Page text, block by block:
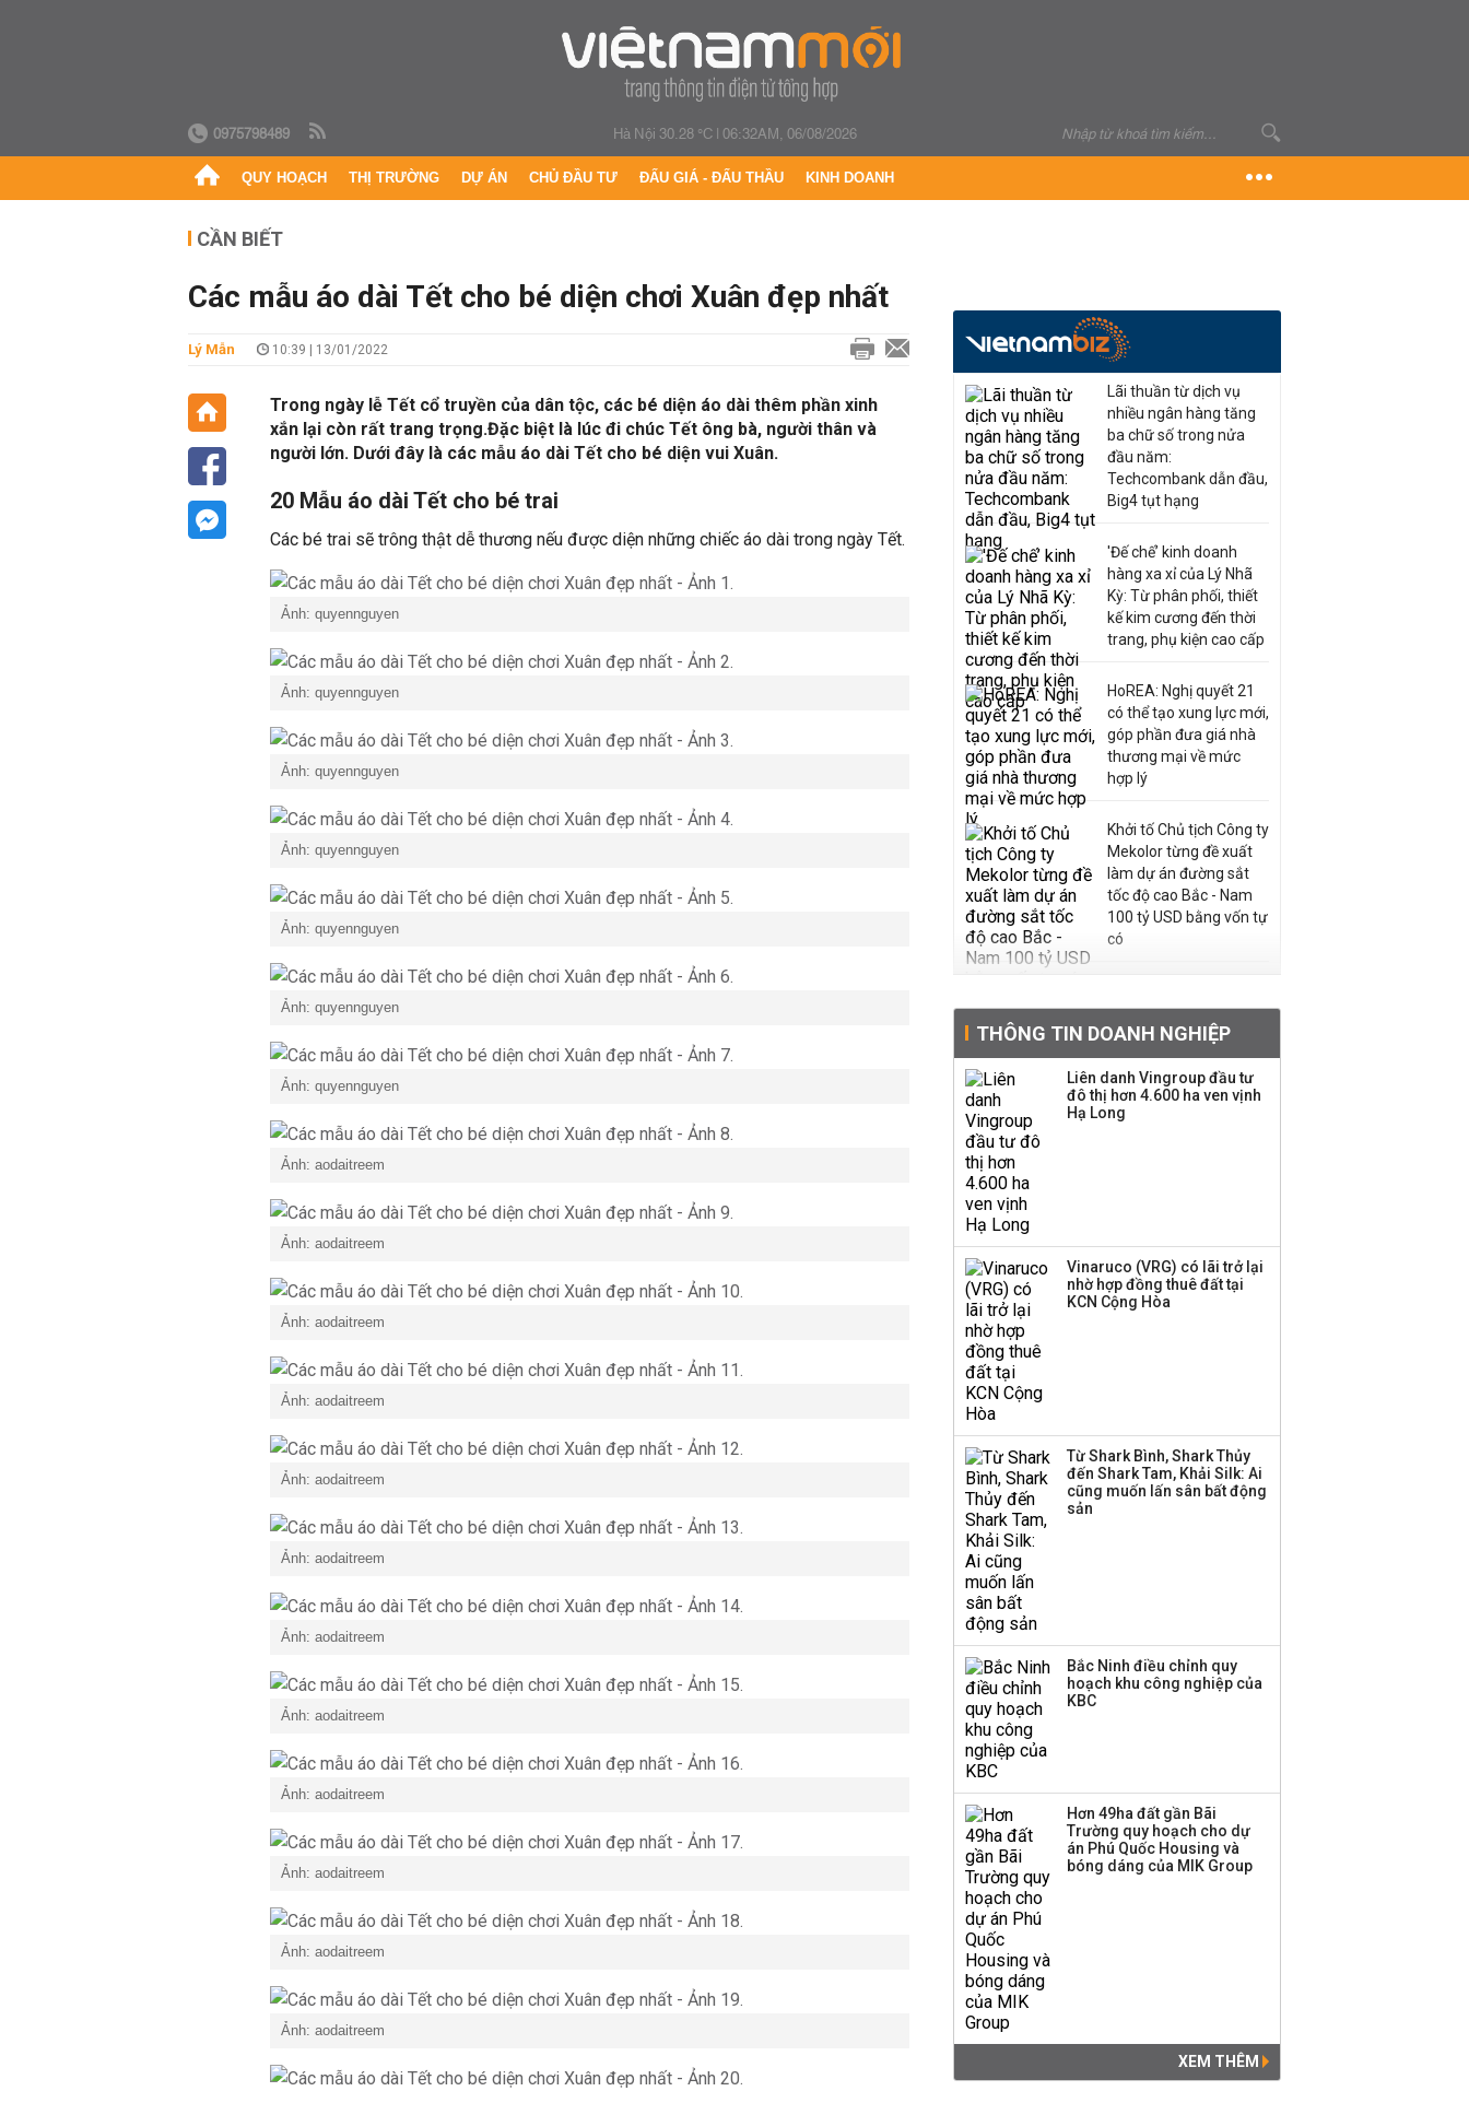
0975798489 Hà Nội 30.28 °C|06:32AM, 06/08/2026
QUY HOẠCH THỊ TRƯỜNG DỰ ÁN CHỦ ĐẦU TƯ ĐẤU GIÁ - ĐẤU THẦU KINH DOANH
CẦN BIẾT
Các mẫu áo dài Tết cho bé diện chơi Xuân đẹp nhất
Lý Mẫn 10:39 | 13/01/2022
Trong ngày lễ Tết cổ truyền của dân tộc, các bé diện áo dài thêm phần xinh
xắn lại còn rất trang trọng.Đặc biệt là lúc đi chúc Tết ông bà, người thân và
người lớn. Dưới đây là các mẫu áo dài Tết cho bé diện vui Xuân.
20 Mẫu áo dài Tết cho bé trai
Các bé trai sẽ trông thật dễ thương nếu được diện những chiếc áo dài trong ngày Tết.
Ảnh: quyennguyen
Ảnh: quyennguyen
Ảnh: quyennguyen
Ảnh: quyennguyen
Ảnh: quyennguyen
Ảnh: quyennguyen
Ảnh: quyennguyen
Ảnh: aodaitreem
Ảnh: aodaitreem
Ảnh: aodaitreem
Ảnh: aodaitreem
Ảnh: aodaitreem
Ảnh: aodaitreem
Ảnh: aodaitreem
Ảnh: aodaitreem
Ảnh: aodaitreem
Ảnh: aodaitreem
Ảnh: aodaitreem
Ảnh: aodaitreem
Lãi thuần từ dịch vụ
nhiều ngân hàng tăng
ba chữ số trong nửa
đầu năm:
Techcombank dẫn đầu,
Big4 tụt hạng
'Đế chế’ kinh doanh
hàng xa xỉ của Lý Nhã
Kỳ: Từ phân phối, thiết
kế kim cương đến thời
trang, phụ kiện cao cấp
HoREA: Nghị quyết 21
có thể tạo xung lực mới,
góp phần đưa giá nhà
thương mại về mức
hợp lý
Khởi tố Chủ tịch Công ty
Mekolor từng đề xuất
làm dự án đường sắt
tốc độ cao Bắc - Nam
100 tỷ USD bằng vốn tự
có
thường, dự kiến điều
chỉnh kế hoạch kinh
doanh 2026
Kinh Bắc dự kiến cho
drone và trừng phạt
doanh nghiệp Mỹ
Sacombank phát hành
ba đợt trái phiếu thu về
THÔNG TIN DOANH NGHIỆP
Liên danh Vingroup đầu tư
đô thị hơn 4.600 ha ven vịnh
Hạ Long
Vinaruco (VRG) có lãi trở lại
nhờ hợp đồng thuê đất tại
KCN Cộng Hòa
Từ Shark Bình, Shark Thủy
đến Shark Tam, Khải Silk: Ai
cũng muốn lấn sân bất động
sản
Bắc Ninh điều chỉnh quy
hoạch khu công nghiệp của
KBC
Hơn 49ha đất gần Bãi
Trường quy hoạch cho dự
án Phú Quốc Housing và
bóng dáng của MIK Group
XEM THÊM